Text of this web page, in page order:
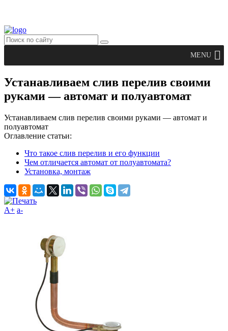
MENU
Устанавливаем слив перелив своими
руками — автомат и полуавтомат
Устанавливаем слив перелив своими руками — автомат и
полуавтомат
Оглавление статьи:
Что такое слив перелив и его функции
Чем отличается автомат от полуавтомата?
Установка, монтаж
A+ а-